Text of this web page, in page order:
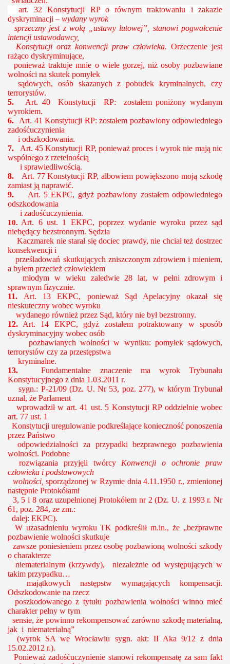
art. 32 Konstytucji RPo równym traktowaniu i zakazie
dyskryminacji – wydany wyrok
sprzeczny jest z wolą „ustawy lutowej”, stanowi pogwałcenie
intencji ustawodawcy,
Konstytucji oraz konwencji praw człowieka. Orzeczenie jest
rażąco dyskryminujące,
ponieważ traktuje mnie o wiele gorzej, niż osoby pozbawiane
wolności na skutek pomyłek
sądowych, osób skazanych z pobudek kryminalnych, czy
terrorystów.
5.
Art. 40 Konstytucji RP: zostałem poniżony wydanym
wyrokiem.
6.
Art. 41 Konstytucji RP: zostałem pozbawiony odpowiedniego
zadośćuczynienia
i odszkodowania.
7.
Art. 45 Konstytucji RP, ponieważ proces i wyrok nie mają nic
wspólnego z rzetelnością
i sprawiedliwością.
8.
Art. 77 Konstytucji RP, albowiem powiększono moją szkodę
zamiast ją naprawić.
9.
Art. 5 EKPC, gdyż pozbawiony zostałem odpowiedniego
odszkodowania
i zadośćuczynienia.
10. Art. 6 ust. 1 EKPC, poprzez wydanie wyroku przez sąd
niebędący bezstronnym. Sędzia
Kaczmarek nie starał się dociec prawdy, nie chciał też dostrzec
konsekwencji i
prześladowań skutkujących zniszczonym zdrowiem i mieniem,
a byłem przecież człowiekiem
młodym w wieku zaledwie 28 lat, w pełni zdrowym i
sprawnym fizycznie.
11.
Art. 13 EKPC, ponieważ Sąd Apelacyjny okazał się
nieskuteczny wobec wyroku
wydanego również przez Sąd, który nie był bezstronny.
12. Art. 14 EKPC, gdyż zostałem potraktowany w sposób
dyskryminacyjny wobec osób
pozbawianych wolności w wyniku: pomyłek sądowych,
terrorystów czy za przestępstwa
kryminalne.
13.
Fundamentalne znaczenie ma wyrok Trybunału
Konstytucyjnego z dnia 1.03.2011 r.
sygn.: P-21/09 (Dz. U. Nr 53, poz. 277), w którym Trybunał
uznał, że Parlament
wprowadził w art. 41 ust. 5 Konstytucji RP oddzielnie wobec
art. 77 ust. 1
Konstytucji uregulowanie podkreślające konieczność ponoszenia
przez Państwo
odpowiedzialności za przypadki bezprawnego pozbawienia
wolności. Podobne
rozwiązania przyjęli twórcy Konwencji o ochronie praw
człowieka i podstawowych
wolności,sporządzonej w Rzymie dnia 4.11.1950 r., zmienionej
następnie Protokółami
3, 5 i 8 oraz uzupełnionej Protokółem nr 2 (Dz. U. z 1993 r. Nr
61, poz. 284, ze zm.:
dalej: EKPC).
W uzasadnieniu wyroku TK podkreślił m.in., że „bezprawne
pozbawienie wolności skutkuje
zawsze poniesieniem przez osobę pozbawioną wolności szkody
o charakterze
niematerialnym (krzywdy), niezależnie od występujących w
takim przypadku…
majątkowych następstw wymagających kompensacji.
Odszkodowanie na rzecz
poszkodowanego z tytułu pozbawienia wolności winno mieć
charakter pełny w tym
sensie, że powinno rekompensować zarówno szkodę materialną,
jak i niematerialną”
(wyrok SA we Wrocławiu
sygn. akt: II Aka 9/12 z dnia
15.02.2012 r.).
Ponieważ zadośćuczynienie stanowi rekompensatę za sam fakt